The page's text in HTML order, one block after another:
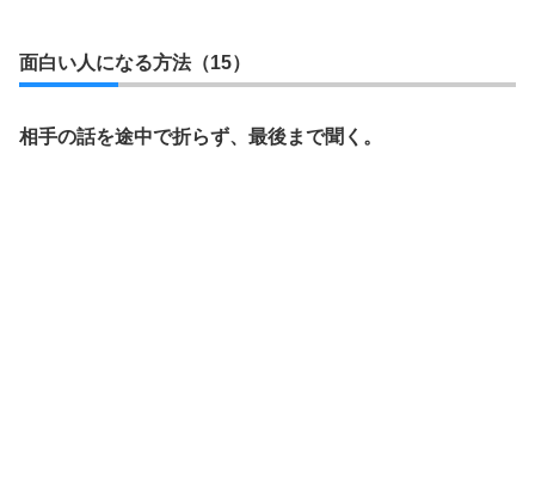
面白い人になる方法（15）
相手の話を途中で折らず、最後まで聞く。